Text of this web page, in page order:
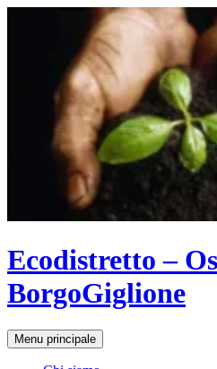
Ecodistretto –
BorgoGiglione
Cerca
Menu principale